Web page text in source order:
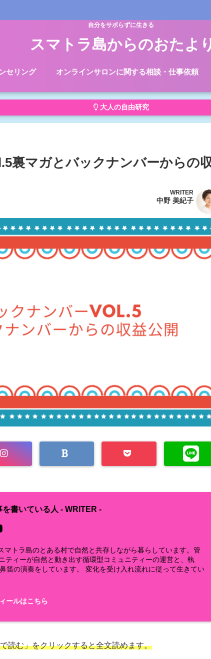
自分をサボらずに生きる
スマトラ島からのおたよ
セリング オンラインサロンに関する相談・仕事依頼
大人の自由研究
裏マガとバックナンバーからの
WRITER
中野 美紀子
を書いている人 - WRITER -
マトラ島のとある村で自然と共存しながら暮らしています。管
ティーが自然と動き出す循環型コミュニティーの運営と、執
笛の演奏をしています。 変化を受け入れ流れに従って生きてい
ールはこちら
読む」をクリックすると全文読めます。